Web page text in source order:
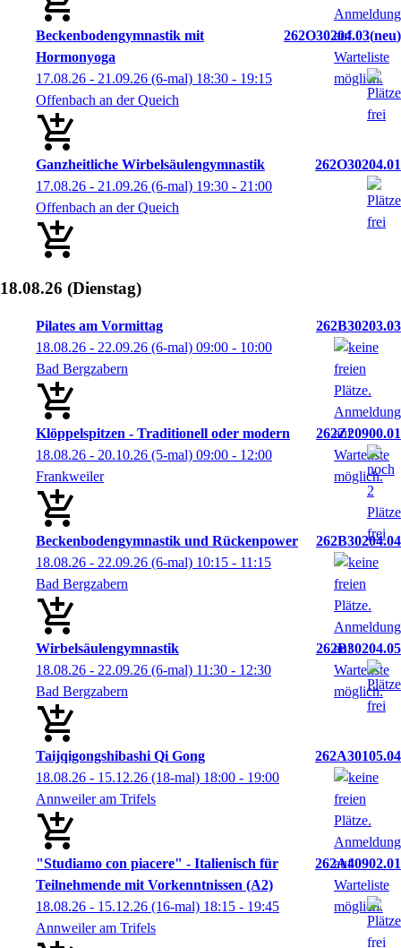
Beckenbodengymnastik mit
Hormonyoga
262O30204.03 neu
17.08.26 - 21.09.26 (6-mal) 18:30 - 19:15
Offenbach an der Queich
Ganzheitliche Wirbelsäulengymnastik
262O30204.01
17.08.26 - 21.09.26 (6-mal) 19:30 - 21:00
Offenbach an der Queich
18.08.26 (Dienstag)
Pilates am Vormittag
262B30203.03
18.08.26 - 22.09.26 (6-mal) 09:00 - 10:00
Bad Bergzabern
Klöppelspitzen - Traditionell oder modern
262Z20900.01
18.08.26 - 20.10.26 (5-mal) 09:00 - 12:00
Frankweiler
Beckenbodengymnastik und Rückenpower
262B30204.04
18.08.26 - 22.09.26 (6-mal) 10:15 - 11:15
Bad Bergzabern
Wirbelsäulengymnastik
262B30204.05
18.08.26 - 22.09.26 (6-mal) 11:30 - 12:30
Bad Bergzabern
Taijqigongshibashi Qi Gong
262A30105.04
18.08.26 - 15.12.26 (18-mal) 18:00 - 19:00
Annweiler am Trifels
"Studiamo con piacere" - Italienisch für
Teilnehmende mit Vorkenntnissen (A2)
262A40902.01
18.08.26 - 15.12.26 (16-mal) 18:15 - 19:45
Annweiler am Trifels